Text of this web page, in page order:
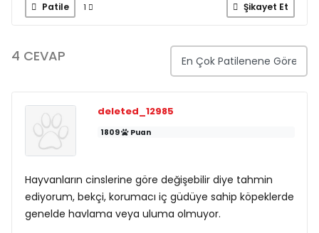
Patile 1 Şikayet Et
4 CEVAP
deleted_12985
1809 Puan
Hayvanların cinslerine göre değişebilir diye tahmin
ediyorum, bekçi, korumacı iç güdüye sahip köpeklerde
genelde havlama veya uluma olmuyor.